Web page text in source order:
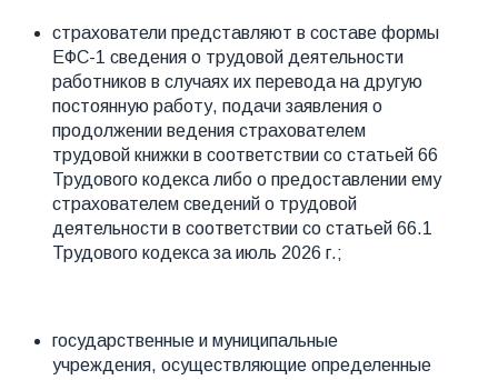
страхователи представляют в составе формы
ЕФС-1 сведения о трудовой деятельности
работников в случаях их перевода на другую
постоянную работу, подачи заявления о
продолжении ведения страхователем
трудовой книжки в соответствии со статьей 66
Трудового кодекса либо о предоставлении ему
страхователем сведений о трудовой
деятельности в соответствии со статьей 66.1
Трудового кодекса за июль 2026 г.;
государственные и муниципальные
учреждения, осуществляющие определенные